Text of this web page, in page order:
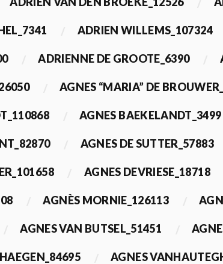
ADRIEN WILLEMS_107324
ADRIENNE DE GROOTE_6390
AGNES “MARIA” DE
AGNES BAEKELANDT_3499
AGNES DE SUTTER_57883
AGNES DEVRIESE_18718
AGNÈS MORNIE_126113
AGNES VAN BUTSEL_51451
AGNES